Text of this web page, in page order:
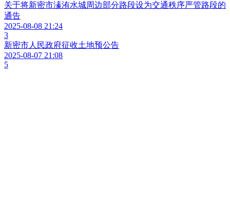
关于将新密市溱洧水城周边部分路段设为交通秩序严管路段的
通告
2025-08-08 21:24
3
新密市人民政府征收土地预公告
2025-08-07 21:08
5